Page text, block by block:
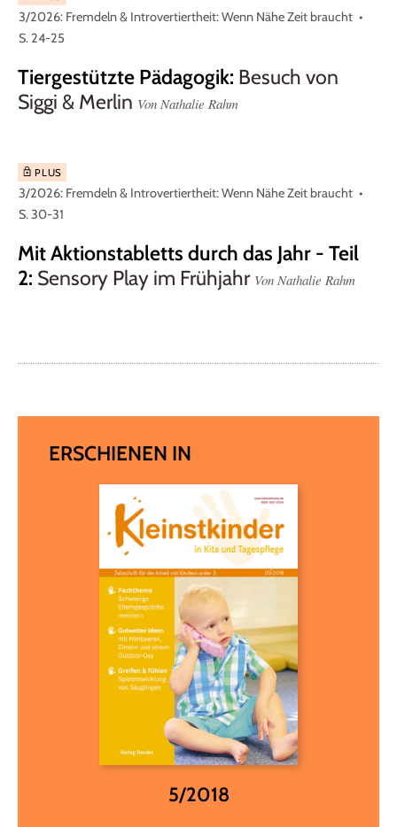
3/2026: Fremdeln & Introvertiertheit: Wenn Nähe Zeit braucht
S. 24-25
Tiergestützte Pädagogik: Besuch von
Siggi & Merlin Von Nathalie Rahm
PLUS
3/2026: Fremdeln & Introvertiertheit: Wenn Nähe Zeit braucht
S. 30-31
Mit Aktionstabletts durch das Jahr - Teil
2: Sensory Play im Frühjahr Von Nathalie Rahm
ERSCHIENEN IN
5/2018